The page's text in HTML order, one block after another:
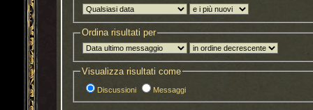
Ordina risultati per
Visualizza risultati come
Discussioni Messaggi